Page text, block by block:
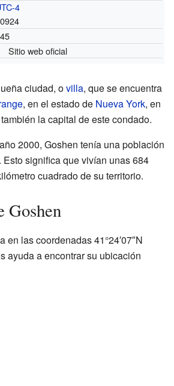
4
Sitio web oficial
ciudad, ovilla, que se encuentra
, en el estado de Nueva York, en
la capital de este condado.
2000, Goshen tenía una población
significa que vivían unas 684
cuadrado de su territorio.
Goshen
en las coordenadas 41°24′07″N
ayuda a encontrar su ubicación